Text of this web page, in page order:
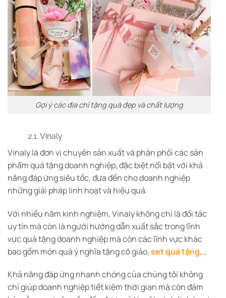
Gợi ý các địa chỉ tặng quà đẹp và chất lượng
2.1. Vinaly
Vinaly là đơn vị chuyên sản xuất và phân phối các sản
phẩm quà tặng doanh nghiệp, đặc biệt nổi bật với khả
năng đáp ứng siêu tốc, đưa đến cho doanh nghiệp
những giải pháp linh hoạt và hiệu quả.
Với nhiều năm kinh nghiệm, Vinaly không chỉ là đối tác
uy tín mà còn là người hướng dẫn xuất sắc trong lĩnh
vực quà tặng doanh nghiệp mà còn các lĩnh vực khác
bao gồm món quà ý nghĩa tặng cô giáo,set quà tặng,…
Khả năng đáp ứng nhanh chóng của chúng tôi không
chỉ giúp doanh nghiệp tiết kiệm thời gian mà còn đảm